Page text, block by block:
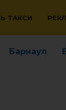
ТАКСИ
Барнаул